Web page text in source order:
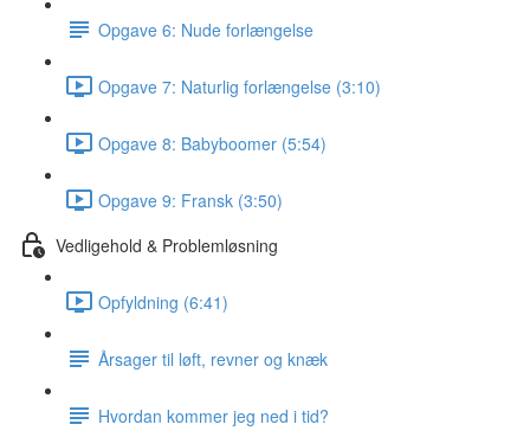
Opgave 6: Nude forlængelse
Opgave 7: Naturlig forlængelse (3:10)
Opgave 8: Babyboomer (5:54)
Opgave 9: Fransk (3:50)
Vedligehold & Problemløsning
Opfyldning (6:41)
Årsager til løft, revner og knæk
Hvordan kommer jeg ned i tid?